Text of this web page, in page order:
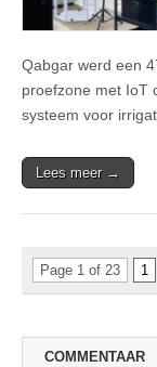
Qabgar werd een
proefzone met IoT
systeem voor
Lees meer →
Page 1 of 23 1
COMMENTAAR